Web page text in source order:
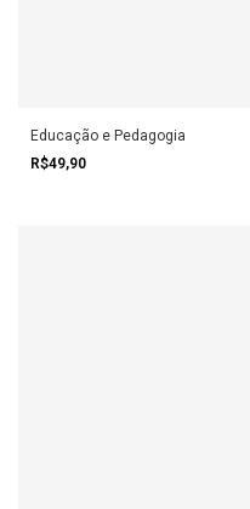
Educação e Pedagogia
R$49,90